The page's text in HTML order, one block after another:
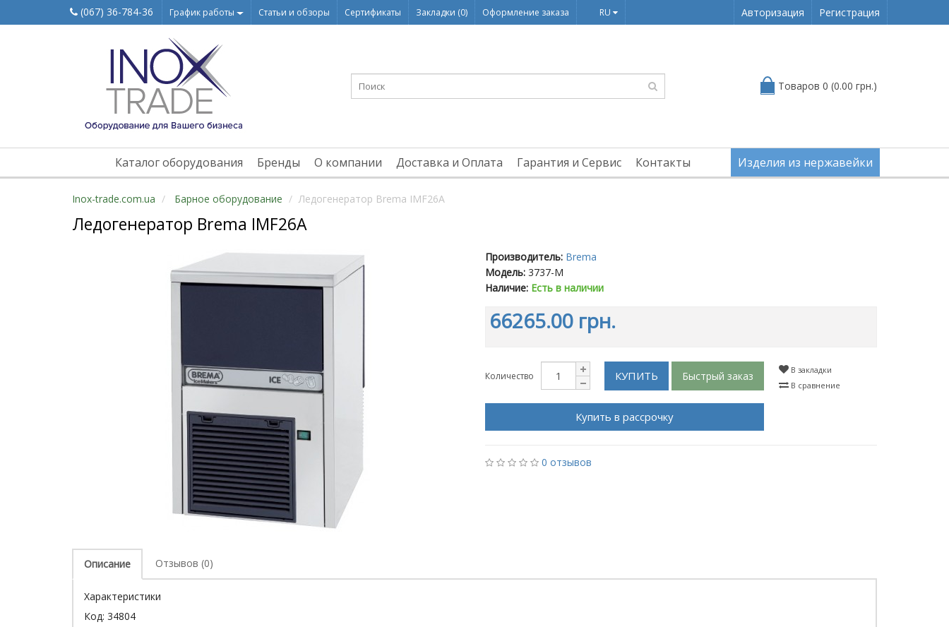
(067) 36-784-36 График работы Статьи и обзоры Сертификаты Закладки (0) Оформление заказа RU Авторизация Регистрация
Товаров 0 (0.00 грн.)
Каталог оборудования Бренды О компании Доставка и Оплата Гарантия и Сервис Контакты Изделия из нержавейки
Inox-trade.com.ua Барное оборудование Ледогенератор Brema IMF26A
Ледогенератор Brema IMF26A
Производитель: Brema
Модель: 3737-M
Наличие: Есть в наличии
66265.00 грн.
Количество КУПИТЬ Быстрый заказ
Купить в рассрочку
В закладки
В сравнение
0 отзывов
Описание Отзывов (0)
Характеристики
Код: 34804